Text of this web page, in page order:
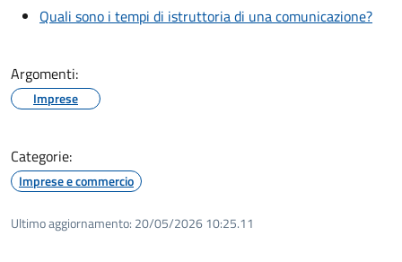
Quali sono i tempi di istruttoria di una comunicazione?
Argomenti:
Imprese
Categorie:
Imprese e commercio
Ultimo aggiornamento: 20/05/2026 10:25.11